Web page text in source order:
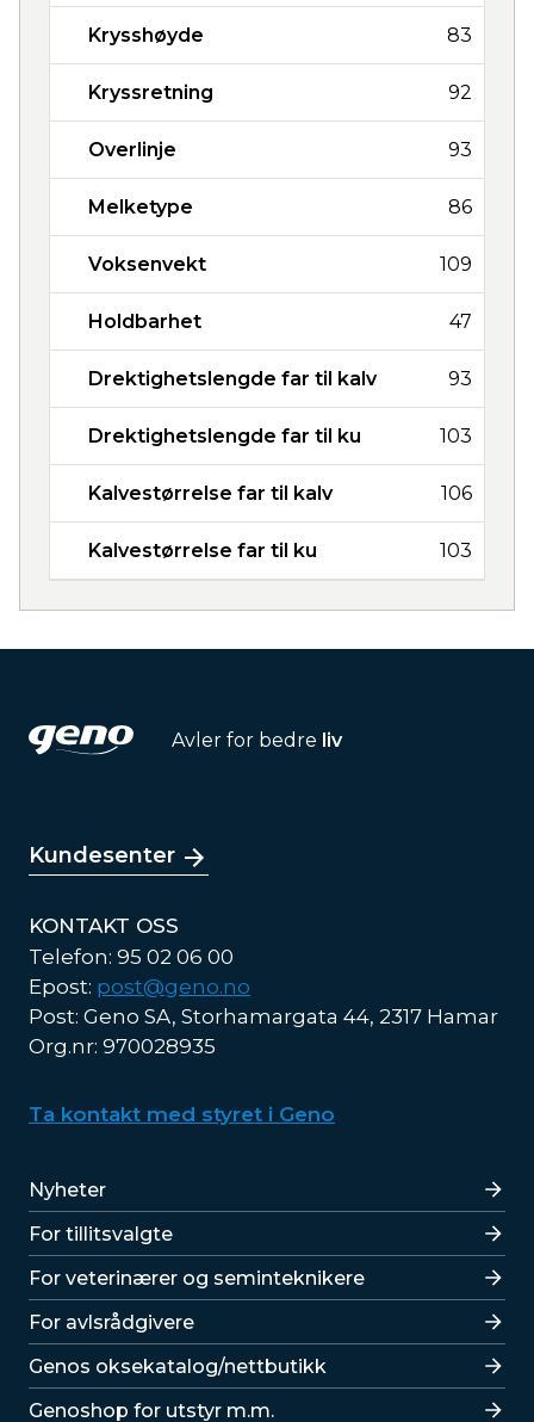
Krysshøyde 83
Kryssretning 92
Overlinje 93
Melketype 86
Voksenvekt 109
Holdbarhet 47
Drektighetslengde far til kalv 93
Drektighetslengde far til ku 103
Kalvestørrelse far til kalv 106
Kalvestørrelse far til ku 103
Avler for bedre liv
Kundesenter
KONTAKT OSS
Telefon: 95 02 06 00
Epost: post@geno.no
Post: Geno SA, Storhamargata 44, 2317 Hamar
Org.nr: 970028935
Ta kontakt med styret i Geno
Lenker
Nyheter
For tillitsvalgte
For veterinærer og seminteknikere
For avlsrådgivere
Lenker
Genos oksekatalog/nettbutikk
Genoshop for utstyr m.m.